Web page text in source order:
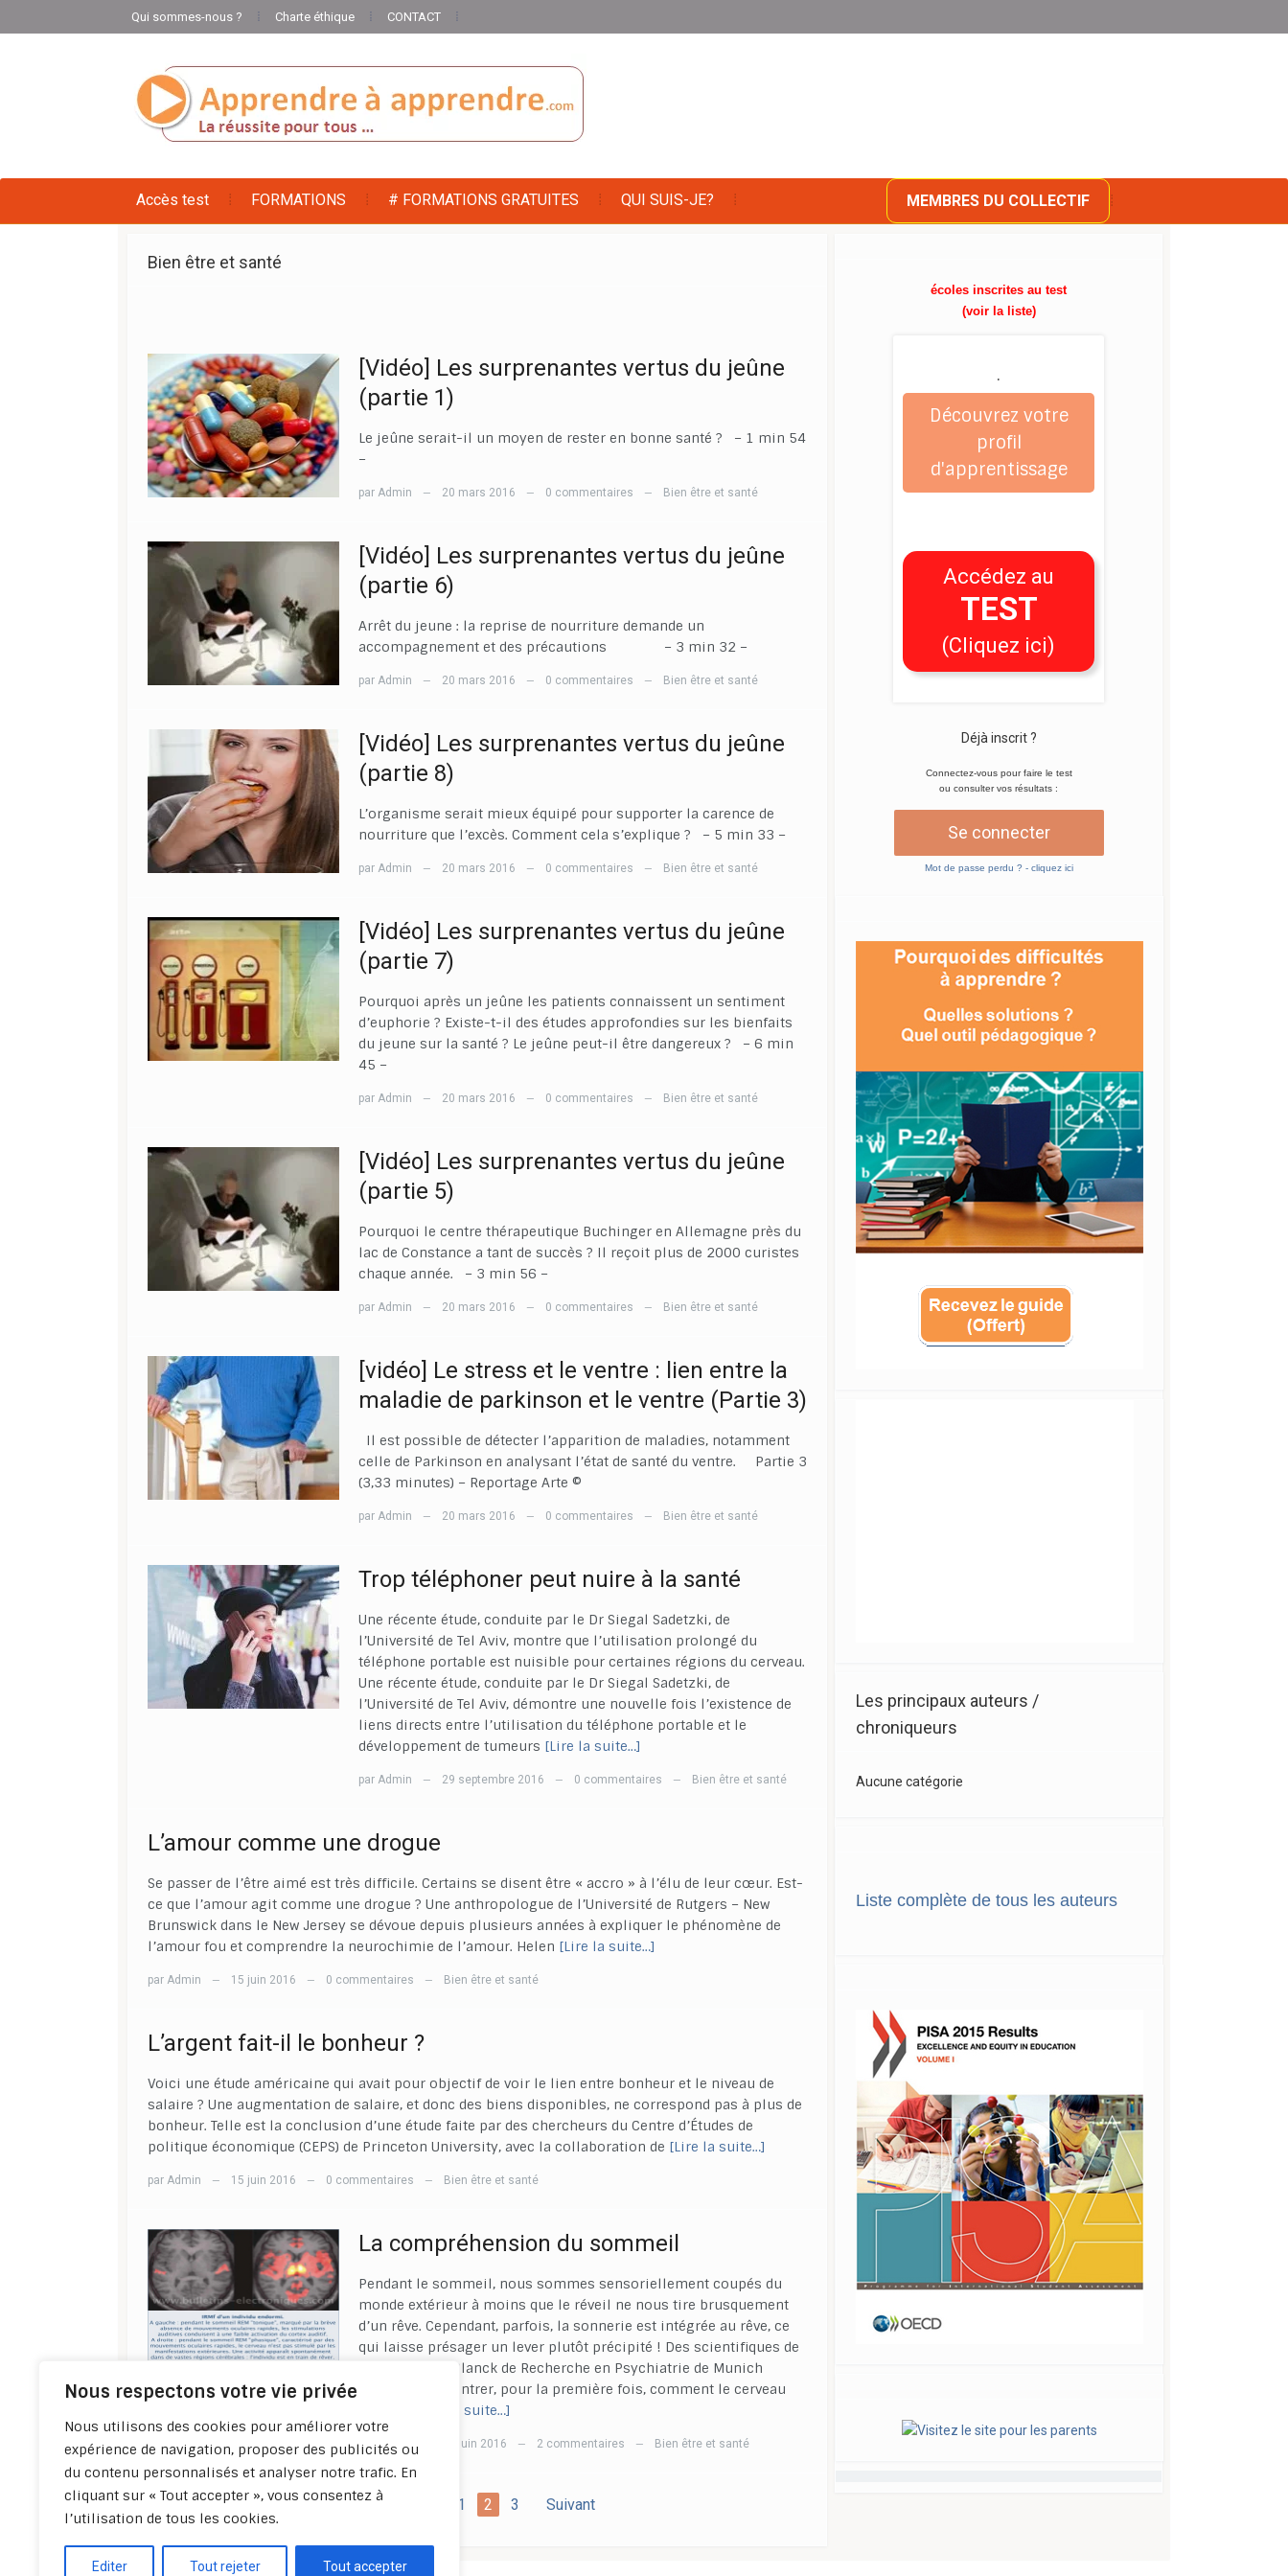
Nous respectons votre vie privée
Nous utilisons des cookies pour améliorer votre
expérience de navigation, proposer des publicités ou
du contenu personnalisés et analyser notre trafic. En
cliquant sur « Tout accepter », vous consentez à
l’utilisation de tous les cookies.
Editer Tout rejeter Tout accepter
Qui sommes-nous ? Charte éthique CONTACT
Accès test FORMATIONS # FORMATIONS GRATUITES QUI SUIS-JE? MEMBRES DU COLLECTIF
Bien être et santé
[Vidéo] Les surprenantes vertus du jeûne
(partie 1)
Le jeûne serait-il un moyen de rester en bonne santé ? – 1 min 54
–
par Admin — 20 mars 2016 — 0 commentaires — Bien être et santé
[Vidéo] Les surprenantes vertus du jeûne
(partie 6)
Arrêt du jeune : la reprise de nourriture demande un
accompagnement et des précautions – 3 min 32 –
par Admin — 20 mars 2016 — 0 commentaires — Bien être et santé
[Vidéo] Les surprenantes vertus du jeûne
(partie 8)
L’organisme serait mieux équipé pour supporter la carence de
nourriture que l’excès. Comment cela s’explique ? – 5 min 33 –
par Admin — 20 mars 2016 — 0 commentaires — Bien être et santé
[Vidéo] Les surprenantes vertus du jeûne
(partie 7)
Pourquoi après un jeûne les patients connaissent un sentiment
d’euphorie ? Existe-t-il des études approfondies sur les bienfaits
du jeune sur la santé ? Le jeûne peut-il être dangereux ? – 6 min
45 –
par Admin — 20 mars 2016 — 0 commentaires — Bien être et santé
[Vidéo] Les surprenantes vertus du jeûne
(partie 5)
Pourquoi le centre thérapeutique Buchinger en Allemagne près du
lac de Constance a tant de succès ? Il reçoit plus de 2000 curistes
chaque année. – 3 min 56 –
par Admin — 20 mars 2016 — 0 commentaires — Bien être et santé
[vidéo] Le stress et le ventre : lien entre la
maladie de parkinson et le ventre (Partie 3)
Il est possible de détecter l’apparition de maladies, notamment
celle de Parkinson en analysant l’état de santé du ventre. Partie 3
(3,33 minutes) – Reportage Arte ©
par Admin — 20 mars 2016 — 0 commentaires — Bien être et santé
Trop téléphoner peut nuire à la santé
Une récente étude, conduite par le Dr Siegal Sadetzki, de
l’Université de Tel Aviv, montre que l’utilisation prolongé du
téléphone portable est nuisible pour certaines régions du cerveau.
Une récente étude, conduite par le Dr Siegal Sadetzki, de
l’Université de Tel Aviv, démontre une nouvelle fois l’existence de
liens directs entre l’utilisation du téléphone portable et le
développement de tumeurs [Lire la suite…]
par Admin — 29 septembre 2016 — 0 commentaires — Bien être et santé
L’amour comme une drogue
Se passer de l’être aimé est très difficile. Certains se disent être « accro » à l’élu de leur cœur. Est-
ce que l’amour agit comme une drogue ? Une anthropologue de l’Université de Rutgers – New
Brunswick dans le New Jersey se dévoue depuis plusieurs années à expliquer le phénomène de
l’amour fou et comprendre la neurochimie de l’amour. Helen [Lire la suite…]
par Admin — 15 juin 2016 — 0 commentaires — Bien être et santé
L’argent fait-il le bonheur ?
Voici une étude américaine qui avait pour objectif de voir le lien entre bonheur et le niveau de
salaire ? Une augmentation de salaire, et donc des biens disponibles, ne correspond pas à plus de
bonheur. Telle est la conclusion d’une étude faite par des chercheurs du Centre d’Études de
politique économique (CEPS) de Princeton University, avec la collaboration de [Lire la suite…]
par Admin — 15 juin 2016 — 0 commentaires — Bien être et santé
La compréhension du sommeil
Pendant le sommeil, nous sommes sensoriellement coupés du
monde extérieur à moins que le réveil ne nous tire brusquement
d’un rêve. Cependant, parfois, la sonnerie est intégrée au rêve, ce
qui laisse présager un lever plutôt précipité ! Des scientifiques de
l’Institut Max-Planck de Recherche en Psychiatrie de Munich
viennent de montrer, pour la première fois, comment le cerveau
[Lire la suite…]
parAdmin 13 juin 2016 — 2 commentaires — Bien être et santé
Précédent 1 2 3 Suivant
écoles inscrites au test
(voir la liste)
.
Découvrez votre
profil
d'apprentissage
Accédez au
TEST
(Cliquez ici)
Déjà inscrit ?
Connectez-vous pour faire le test
ou consulter vos résultats :
Se connecter
Mot de passe perdu ? - cliquez ici
Les principaux auteurs /
chroniqueurs
Aucune catégorie
Liste complète de tous les auteurs